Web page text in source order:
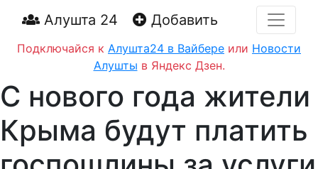
Алушта 24 Добавить
Подключайся к Алушта24 в Вайбере или Новости
Алушты в Яндекс Дзен.
С нового года жители
Крыма будут платить